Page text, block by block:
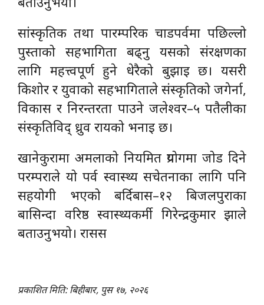
सांस्कृतिक तथा पारम्परिक चाडपर्वमा पछिल्लो
पुस्ताको सहभागिता बढ्नु यसको संरक्षणका
लागि महत्त्वपूर्ण हुने धेरैको बुझाइ छ। यसरी
किशोर र युवाको सहभागिताले संस्कृतिको जगेर्ना,
विकास र निरन्तरता पाउने जलेश्वर–५ पतैलीका
संस्कृतिविद् ध्रुव रायको भनाइ छ।
खानेकुरामा अमलाको नियमित प्रयोगमा जोड दिने
परम्पराले यो पर्व स्वास्थ्य सचेतनाका लागि पनि
सहयोगी भएको बर्दिबास–१२ बिजलपुराका
बासिन्दा वरिष्ठ स्वास्थ्यकर्मी गिरेन्द्रकुमार झाले
बताउनुभयो। रासस
प्रकाशित मिति: बिहीबार, पुस १७, २०२६